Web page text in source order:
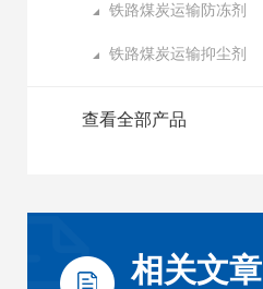
铁路煤炭运输防冻剂
铁路煤炭运输抑尘剂
查看全部产品
相关文章